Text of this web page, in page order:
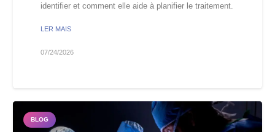
identifier et comment elle aide à planifier le traitement.
LER MAIS
07/24/2026
BLOG